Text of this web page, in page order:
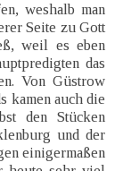
weshalb man
Seite zu Gott
weil es eben
das
Von Güstrow
kamen auch die
den Stücken
und der
einigermaßen